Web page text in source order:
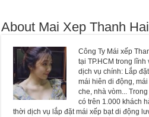
About Mai Xep Thanh Hai
Công Ty Mái xếp
tại TP.HCM trong
dịch vụ chính: Lắp
mái hiên di động,
che, nhà vòm...
có trên 1.000 khách
thời dịch vụ lắp đặt mái xếp bạt di động